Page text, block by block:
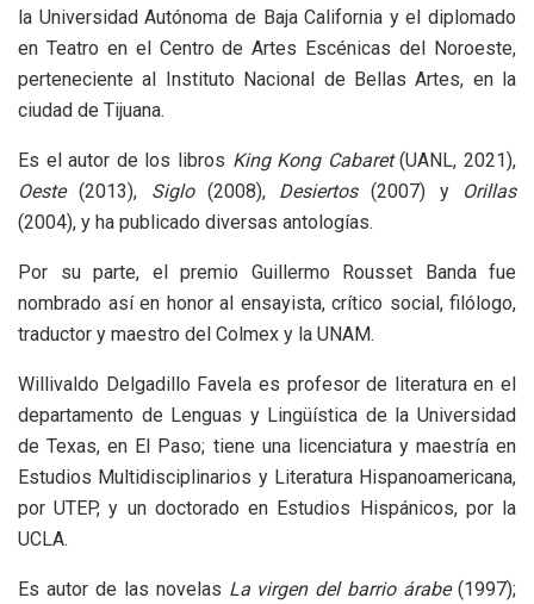
la Universidad Autónoma de Baja California y el diplomado
en Teatro en el Centro de Artes Escénicas del Noroeste,
perteneciente al Instituto Nacional de Bellas Artes, en la
ciudad de Tijuana.
Es el autor de los libros King Kong Cabaret(UANL, 2021),
Oeste(2013), Siglo(2008), Desiertos(2007) y
Orillas
(2004), y ha publicado diversas antologías.
Por su parte, el premio Guillermo Rousset Banda fue
nombrado así en honor al ensayista, crítico social, filólogo,
traductor y maestro del Colmex y la UNAM.
Willivaldo Delgadillo Favela es profesor de literatura en el
departamento de Lenguas y Lingüística de la Universidad
de Texas, en El Paso; tiene una licenciatura y maestría en
Estudios Multidisciplinarios y Literatura Hispanoamericana,
por UTEP, y un doctorado en Estudios Hispánicos, por la
UCLA.
Es autor de las novelas La virgen del barrio árabe(1997);